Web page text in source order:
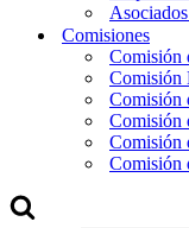
Comisiones
Comisión
Comisión
Comisión
Comisión
Comisión
Comisión